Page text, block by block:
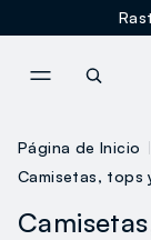
Página de Inicio
Camisetas, tops